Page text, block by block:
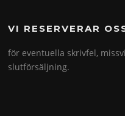
VI RESERVERAR
för eventuella skrivfel,
slutförsäljning.